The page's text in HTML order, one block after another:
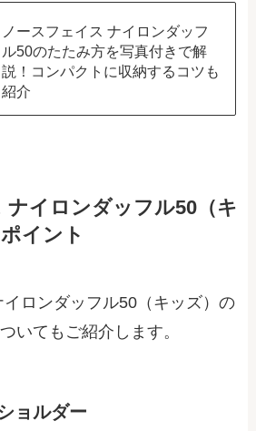
ノースフェイス ナイロンダッフ
ル50のたたみ方を写真付きで解
説！コンパクトに収納するコツも
紹介
ナイロンダッフル50（キ
イント
イロンダッフル50（キッズ）の
いてもご紹介します。
ョルダー